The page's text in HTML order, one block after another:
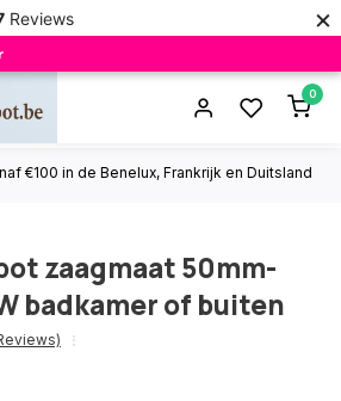
Reviews ×
0
€100 in de Benelux, Frankrijk en Duitsland
zaagmaat 50mm-
badkamer of buiten